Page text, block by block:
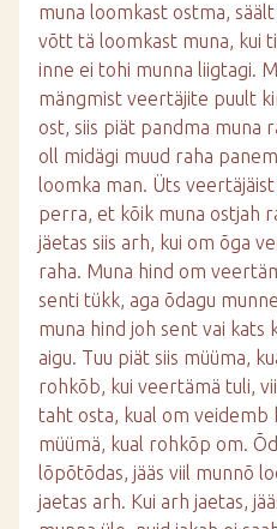
muna loomkast ostma, säält
võtt tä loomkast muna, kui
inne ei tohi munna liigtagi.
mängmist veertäjite puult
ost, siis piät pandma muna
oll midägi muud raha
loomka man. Üts
perra, et kõik muna ostjah
jäetas siis arh, kui om õga
raha. Muna hind om
senti tükk, aga õdagu
muna hind joh sent vai kats
aigu. Tuu piät siis müüma,
rohkõb, kui veertämä tuli,
taht osta, kual om veidemb
müümä, kual rohkõp om.
lõpõtõdas, jääs viil munnõ
jaetas arh. Kui arh jaetas,